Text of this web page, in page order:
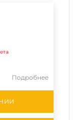
Подробнее